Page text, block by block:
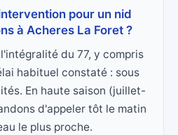
pour un nid
à Acheres La Foret ?
du 77, y compris
habituel constaté : sous
En haute saison (juillet-
d'appeler tôt le matin
le plus proche.